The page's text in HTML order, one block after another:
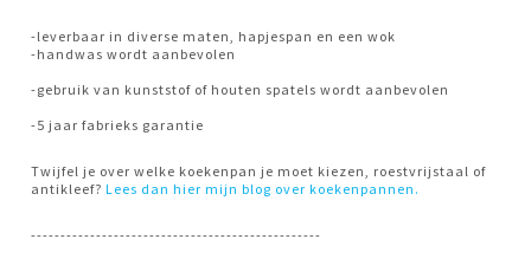
-leverbaar in diverse maten, hapjespan en een wok
-handwas wordt aanbevolen
-gebruik van kunststof of houten spatels wordt aanbevolen
-5 jaar fabrieks garantie
Twijfel je over welke koekenpan je moet kiezen, roestvrijstaal of
antikleef?Lees dan hier mijn blog over koekenpannen.
-------------------------------------------------